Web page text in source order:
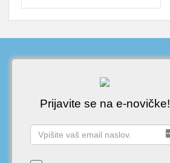
Prijavite se na e-novičke!